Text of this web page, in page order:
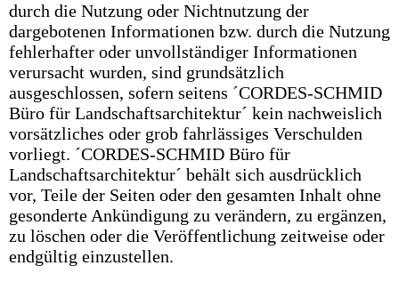
durch die Nutzung oder Nichtnutzung der
dargebotenen Informationen bzw. durch die Nutzung
fehlerhafter oder unvollständiger Informationen
verursacht wurden, sind grundsätzlich
ausgeschlossen, sofern seitens ´CORDES-SCHMID
Büro für Landschaftsarchitektur´ kein nachweislich
vorsätzliches oder grob fahrlässiges Verschulden
vorliegt. ´CORDES-SCHMID Büro für
Landschaftsarchitektur´ behält sich ausdrücklich
vor, Teile der Seiten oder den gesamten Inhalt ohne
gesonderte Ankündigung zu verändern, zu ergänzen,
zu löschen oder die Veröffentlichung zeitweise oder
endgültig einzustellen.